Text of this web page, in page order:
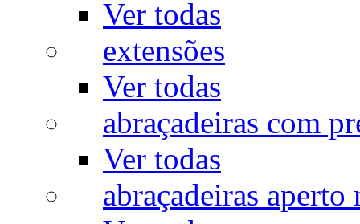
Ver todas
extensões
Ver todas
abraçadeiras com
Ver todas
abraçadeiras aperto